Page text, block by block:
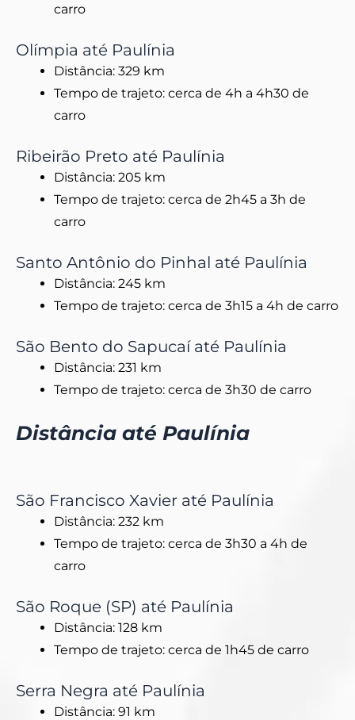
carro
Olímpia até Paulínia
Distância: 329 km
Tempo de trajeto: cerca de 4h a 4h30 de
carro
Ribeirão Preto até Paulínia
Distância: 205 km
Tempo de trajeto: cerca de 2h45 a 3h de
carro
Santo Antônio do Pinhal até Paulínia
Distância: 245 km
Tempo de trajeto: cerca de 3h15 a 4h de carro
São Bento do Sapucaí até Paulínia
Distância: 231 km
Tempo de trajeto: cerca de 3h30 de carro
Distância até Paulínia
São Francisco Xavier até Paulínia
Distância: 232 km
Tempo de trajeto: cerca de 3h30 a 4h de
carro
São Roque (SP) até Paulínia
Distância: 128 km
Tempo de trajeto: cerca de 1h45 de carro
Serra Negra até Paulínia
Distância: 91 km